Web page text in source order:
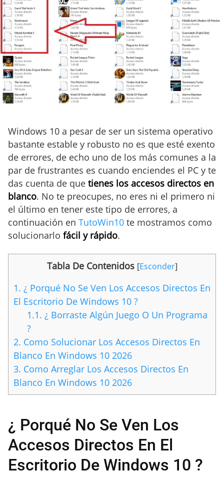
Windows 10 a pesar de ser un sistema operativo
bastante estable y robusto no es que esté exento
de errores, de echo uno de los más comunes a la
par de frustrantes es cuando enciendes el PC y te
das cuenta de que tienes los accesos directos en
blanco. No te preocupes, no eres ni el primero ni
el último en tener este tipo de errores, a
continuación en TutoWin10 te mostramos como
solucionarlo fácil y rápido.
Tabla De Contenidos [Esconder]
1. ¿ Porqué No Se Ven Los Accesos Directos En
El Escritorio De Windows 10 ?
1.1. ¿ Borraste Algún Juego O Un Programa
?
2. Como Solucionar Los Accesos Directos En
Blanco En Windows 10 2026
3. Como Arreglar Los Accesos Directos En
Blanco En Windows 10 2026
¿ Porqué No Se Ven Los
Accesos Directos En El
Escritorio De Windows 10 ?